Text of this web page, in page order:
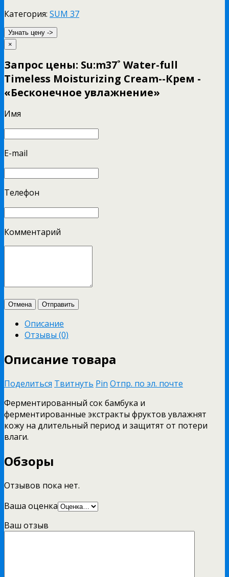
Категория: SUM 37
Узнать цену ->
×
Запрос цены: Su:m37˚ Water-full
Timeless Moisturizing Cream--Крем -
«Бесконечное увлажнение»
Имя
E-mail
Телефон
Комментарий
Отмена Отправить
Описание
Отзывы (0)
Описание товара
Поделиться Твитнуть Pin Отпр. по эл. почте
Ферментированный сок бамбука и
ферментированные экстракты фруктов увлажнят
кожу на длительный период и защитят от потери
влаги.
Обзоры
Отзывов пока нет.
Ваша оценка
Ваш отзыв